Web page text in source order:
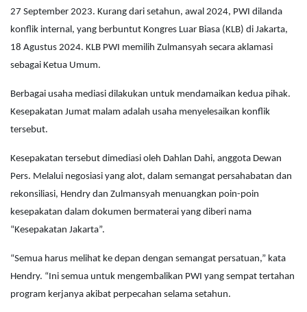
27 September 2023. Kurang dari setahun, awal 2024, PWI dilanda
konflik internal, yang berbuntut Kongres Luar Biasa (KLB) di Jakarta,
18 Agustus 2024. KLB PWI memilih Zulmansyah secara aklamasi
sebagai Ketua Umum.
Berbagai usaha mediasi dilakukan untuk mendamaikan kedua pihak.
Kesepakatan Jumat malam adalah usaha menyelesaikan konflik
tersebut.
Kesepakatan tersebut dimediasi oleh Dahlan Dahi, anggota Dewan
Pers. Melalui negosiasi yang alot, dalam semangat persahabatan dan
rekonsiliasi, Hendry dan Zulmansyah menuangkan poin-poin
kesepakatan dalam dokumen bermaterai yang diberi nama
“Kesepakatan Jakarta”.
“Semua harus melihat ke depan dengan semangat persatuan,” kata
Hendry. “Ini semua untuk mengembalikan PWI yang sempat tertahan
program kerjanya akibat perpecahan selama setahun.